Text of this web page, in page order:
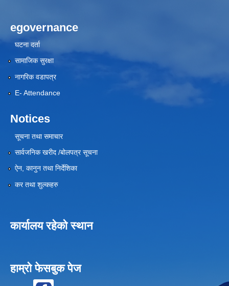
egovernance
घटना दर्ता
सामाजिक सुरक्षा
नागरिक वडापत्र
E- Attendance
Notices
सूचना तथा समाचार
सार्वजनिक खरीद /बोलपत्र सूचना
ऐन, कानुन तथा निर्देशिका
कर तथा शुल्कहरु
कार्यालय रहेको स्थान
हाम्रो फेसबुक पेज